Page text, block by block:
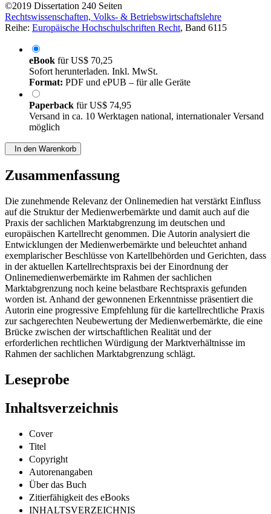
vonSophie Hoffmann (Autor:in)
©2019 Dissertation 240 Seiten
Rechtswissenschaften, Volks- & Betriebswirtschaftslehre
eBookfürUS$ 70,25
Sofort herunterladen. Inkl. MwSt.
Format:
PaperbackfürUS$ 74,95
Versand in ca. 10 Werktagen national, internationaler Versand
Zusammenfassung
Die zunehmende Relevanz der Onlinemedien hat verstärkt Einfluss
auf die Struktur der Medienwerbemärkte und damit auch auf die
Praxis der sachlichen Marktabgrenzung im deutschen und
europäischen Kartellrecht genommen. Die Autorin analysiert die
Entwicklungen der Medienwerbemärkte und beleuchtet anhand
exemplarischer Beschlüsse von Kartellbehörden und Gerichten, dass
in der aktuellen Kartellrechtspraxis bei der Einordnung der
Onlinemedienwerbemärkte im Rahmen der sachlichen
Marktabgrenzung noch keine belastbare Rechtspraxis gefunden
worden ist. Anhand der gewonnenen Erkenntnisse präsentiert die
Autorin eine progressive Empfehlung für die kartellrechtliche Praxis
zur sachgerechten Neubewertung der Medienwerbemärkte, die eine
Brücke zwischen der wirtschaftlichen Realität und der
erforderlichen rechtlichen Würdigung der Marktverhältnisse im
Leseprobe
Cover
Titel
Copyright
Autorenangaben
Über das Buch
Zitierfähigkeit des eBooks